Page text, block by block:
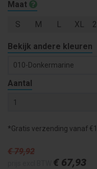
Maat
S M L XL
Bekijk andere kleuren
010-Donkermarine
Aantal
*Gratis verzending vanaf
€ 79,92
€ 67,93